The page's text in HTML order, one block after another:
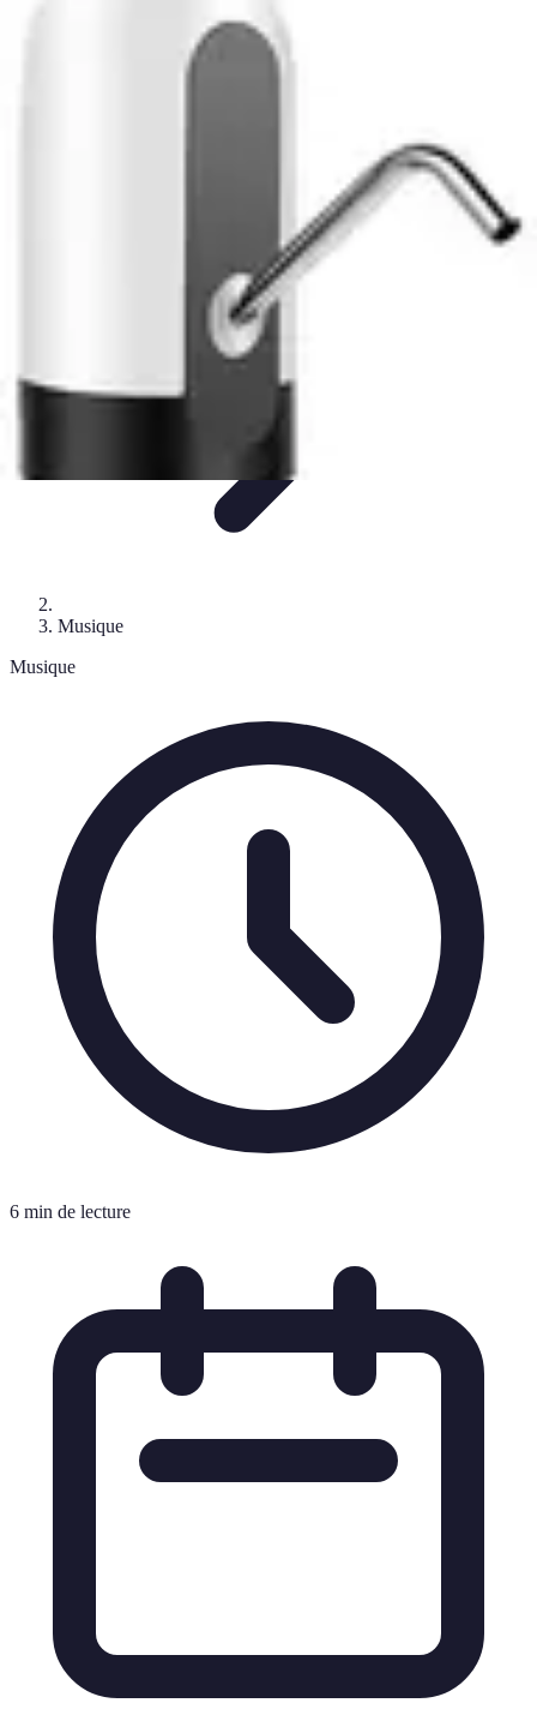
Sécurité technologiquePhotographie mobile
Informatique portable
Musique
Musique
6 min de lecture